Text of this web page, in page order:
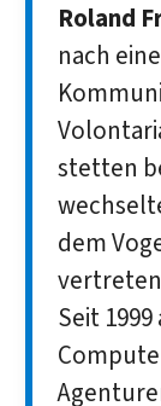
Roland
nach
stetten
dem
Seit